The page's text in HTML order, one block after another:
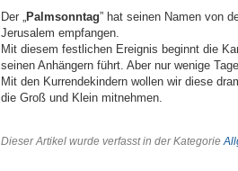
Der „Palmsonntag” hat seinen Namen von
Jerusalem empfangen.
Mit diesem festlichen Ereignis beginnt die
seinen Anhängern führt. Aber nur wenige
Mit den Kurrendekindern wollen wir diese
die Groß und Klein mitnehmen.
Dieser Artikel wurde verfasst in der Kategorie